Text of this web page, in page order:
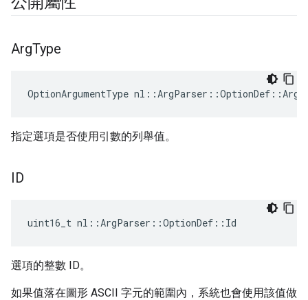
ArgType
OptionArgumentType
指定選項是否使用引數的列舉值。
ID
uint16_t nl::ArgParser::OptionDef::Id
選項的整數 ID。
如果值落在圖形 ASCII 字元的範圍內，系統也會使用該值做